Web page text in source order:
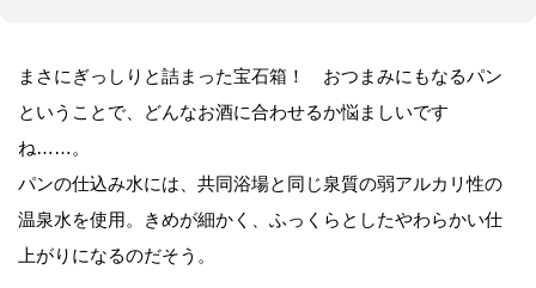
まさにぎっしりと詰まった宝石箱！ おつまみにもなるパン
ということで、どんなお酒に合わせるか悩ましいです
ね……。
パンの仕込み水には、共同浴場と同じ泉質の弱アルカリ性の
温泉水を使用。きめが細かく、ふっくらとしたやわらかい仕
上がりになるのだそう。